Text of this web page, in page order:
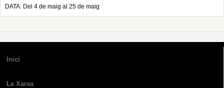
DATA: Del 4 de maig al 25 de maig
Inici
La Xarxa